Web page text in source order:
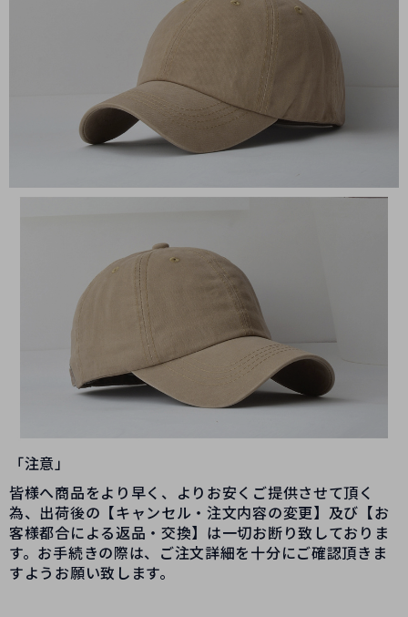
「注意」
皆様へ商品をより早く、よりお安くご提供させて頂く
為、出荷後の【キャンセル・注文内容の変更】及び【お
客様都合による返品・交換】は一切お断り致しておりま
す。お手続きの際は、ご注文詳細を十分にご確認頂きま
すようお願い致します。